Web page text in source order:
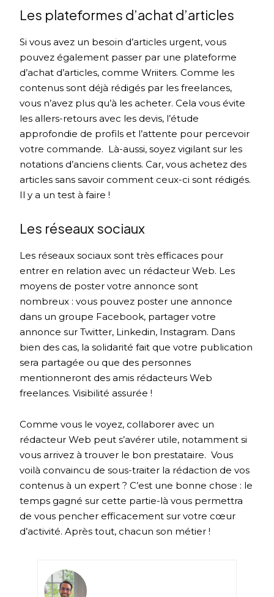
Les plateformes d’achat d’articles
Si vous avez un besoin d’articles urgent, vous
pouvez également passer par une plateforme
d’achat d’articles, comme Wriiters. Comme les
contenus sont déjà rédigés par les freelances,
vous n’avez plus qu’à les acheter. Cela vous évite
les allers-retours avec les devis, l’étude
approfondie de profils et l’attente pour percevoir
votre commande. Là-aussi, soyez vigilant sur les
notations d’anciens clients. Car, vous achetez des
articles sans savoir comment ceux-ci sont rédigés.
Il y a un test à faire !
Les réseaux sociaux
Les réseaux sociaux sont très efficaces pour
entrer en relation avec un rédacteur Web. Les
moyens de poster votre annonce sont
nombreux : vous pouvez poster une annonce
dans un groupe Facebook, partager votre
annonce sur Twitter, Linkedin, Instagram. Dans
bien des cas, la solidarité fait que votre publication
sera partagée ou que des personnes
mentionneront des amis rédacteurs Web
freelances. Visibilité assurée !
Comme vous le voyez, collaborer avec un
rédacteur Web peut s’avérer utile, notamment si
vous arrivez à trouver le bon prestataire. Vous
voilà convaincu de sous-traiter la rédaction de vos
contenus à un expert ? C’est une bonne chose : le
temps gagné sur cette partie-là vous permettra
de vous pencher efficacement sur votre cœur
d’activité. Après tout, chacun son métier !